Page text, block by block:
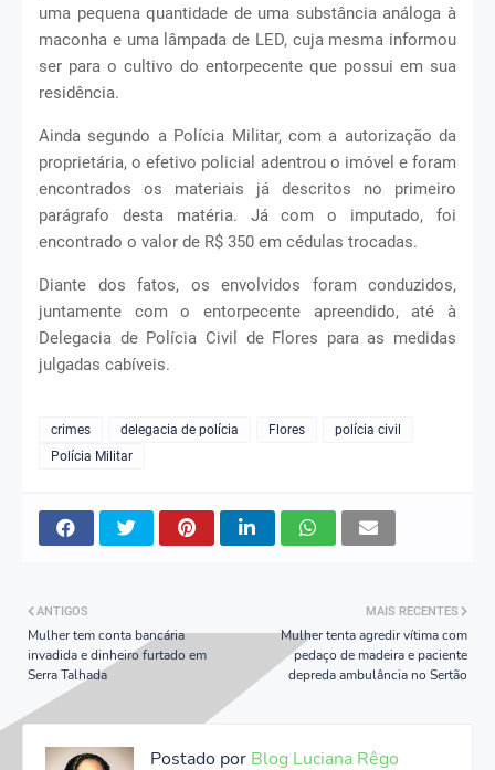
uma pequena quantidade de uma substância análoga à
maconha e uma lâmpada de LED, cuja mesma informou
ser para o cultivo do entorpecente que possui em sua
residência.
Ainda segundo a Polícia Militar, com a autorização da
proprietária, o efetivo policial adentrou o imóvel e foram
encontrados os materiais já descritos no primeiro
parágrafo desta matéria. Já com o imputado, foi
encontrado o valor de R$ 350 em cédulas trocadas.
Diante dos fatos, os envolvidos foram conduzidos,
juntamente com o entorpecente apreendido, até à
Delegacia de Polícia Civil de Flores para as medidas
julgadas cabíveis.
crimes delegacia de polícia Flores
polícia civil
Polícia Militar
MAIS RECENTES
Mulher tenta agredir vítima com
pedaço de madeira e paciente
depreda ambulância no Sertão
ANTIGOS
Mulher tem conta bancária
invadida e dinheiro furtado em
Serra Talhada
Postado por Blog Luciana Rêgo